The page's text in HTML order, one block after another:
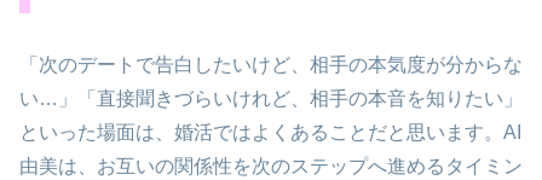
「次のデートで告白したいけど、相手の本気度が分からな
い…」「直接聞きづらいけれど、相手の本音を知りたい」
といった場面は、婚活ではよくあることだと思います。AI
由美は、お互いの関係性を次のステップへ進めるタイミン